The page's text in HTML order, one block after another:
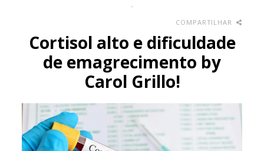
-
COMPARTILHAR
Cortisol alto e dificuldade
de emagrecimento by
Carol Grillo!